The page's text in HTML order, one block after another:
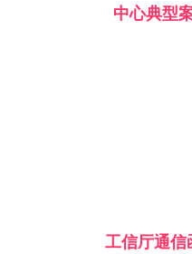
中心典型
工信厅通信